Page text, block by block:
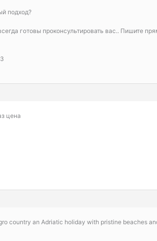
подход?
готовы проконсультировать вас.. Пишите
цена
country an Adriatic holiday with pristine beaches